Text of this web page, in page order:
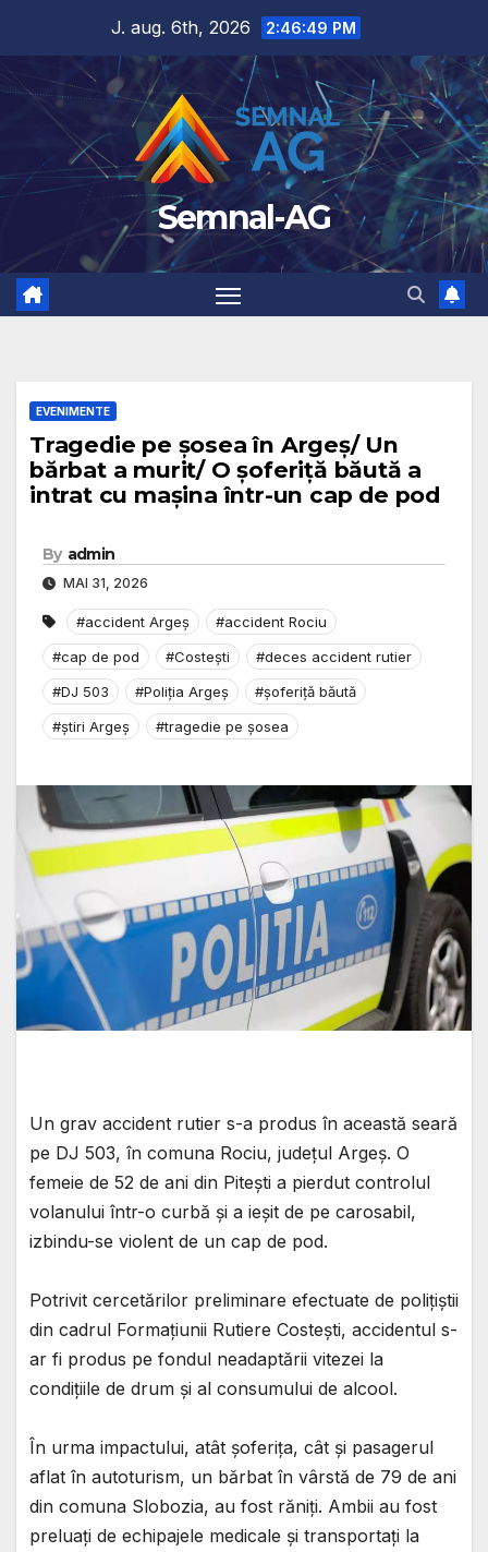
content
J. aug. 6th, 2026 2:46:50 PM
Semnal-AG
EVENIMENTE
Tragedie pe șosea în Argeș/ Un
bărbat a murit/ O șoferiță băută a
intrat cu mașina într-un cap de pod
By admin
MAI 31, 2026
#accident Argeș
#accident Rociu
#cap de pod
#Costești
#deces accident rutier
#DJ 503
#Poliția Argeș
#șoferiță băută
#știri Argeș
#tragedie pe șosea
Un grav accident rutier s-a produs în această seară
pe DJ 503, în comuna Rociu, județul Argeș. O
femeie de 52 de ani din Pitești a pierdut controlul
volanului într-o curbă și a ieșit de pe carosabil,
izbindu-se violent de un cap de pod.
Potrivit cercetărilor preliminare efectuate de polițiștii
din cadrul Formațiunii Rutiere Costești, accidentul s-
ar fi produs pe fondul neadaptării vitezei la
condițiile de drum și al consumului de alcool.
În urma impactului, atât șoferița, cât și pasagerul
aflat în autoturism, un bărbat în vârstă de 79 de ani
din comuna Slobozia, au fost răniți. Ambii au fost
preluați de echipajele medicale și transportați la